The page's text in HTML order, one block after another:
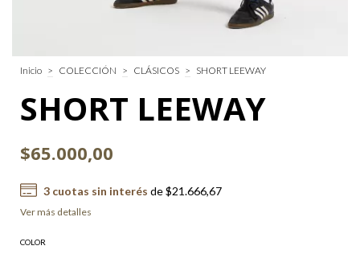
Inicio > COLECCIÓN > CLÁSICOS > SHORT LEEWAY
SHORT LEEWAY
$65.000,00
3cuotas sin interés de$21.666,67
Ver más detalles
COLOR